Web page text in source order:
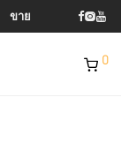
ขาย
0